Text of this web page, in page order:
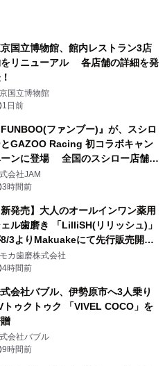
国立博物館、館内レストラン3店
リニューアル 各店舗の詳細を発
国立博物館
1日前
FUNBOO(ファンブー)』が、スシロ
GAZOO Racing 初コラボキャン
ンに登場 全国のスシロー店舗で
4車種の FUNBOO(ミニカー)付き
ューが展開されます
会社JAM
3時間前
新発売】大人のオールインワン薬用
ル歯磨き 「LilliSH(リリッシュ)」
3よりMakuakeにて先行販売開
カ歯磨株式会社
4時間前
会社バブル、伊勢原市へ3人乗り
トゥクトゥク 「VIVEL COCO」を
会社バブル
9時間前